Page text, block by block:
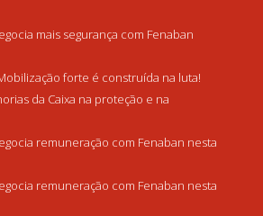
mais segurança com Fenaban
Mobilização forte é construída na luta!
da Caixa na proteção e na
remuneração com Fenaban nesta
remuneração com Fenaban nesta